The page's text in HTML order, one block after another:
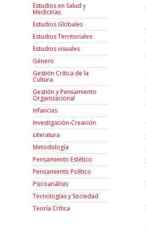
Estudios en Salud y
Medicinas
Estudios Globales
Estudios Territoriales
Estudios visuales
Género
Gestión Crítica de la
Cultura
Gestión y Pensamiento
Organizacional
Infancias
Investigación-Creación
Łiteratura
Metodología
Pensamiento Estético
Pensamiento Político
Psicoanálisis
Tecnologías y Sociedad
Teoría Crítica